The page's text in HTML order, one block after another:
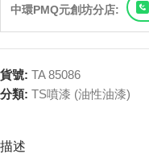
中環PMQ元創坊分店:
貨號: TA 85086
分類: TS噴漆 (油性油漆)
描述